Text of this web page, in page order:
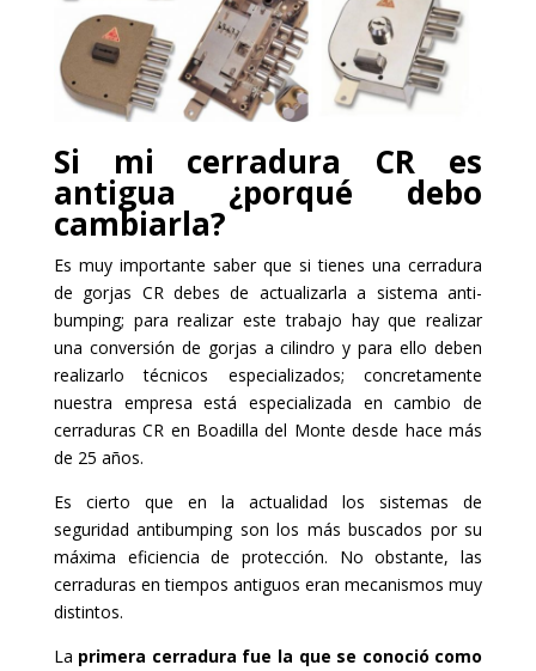
Si mi cerradura CR es
antigua ¿porqué debo
cambiarla?
Es muy importante saber que si tienes una cerradura
de gorjas CR debes de actualizarla a sistema anti-
bumping; para realizar este trabajo hay que realizar
una conversión de gorjas a cilindro y para ello deben
realizarlo técnicos especializados; concretamente
nuestra empresa está especializada en cambio de
cerraduras CR en Boadilla del Monte desde hace más
de 25 años.
Es cierto que en la actualidad los sistemas de
seguridad antibumping son los más buscados por su
máxima eficiencia de protección. No obstante, las
cerraduras en tiempos antiguos eran mecanismos muy
distintos.
La primera cerradura fue la que se conoció como